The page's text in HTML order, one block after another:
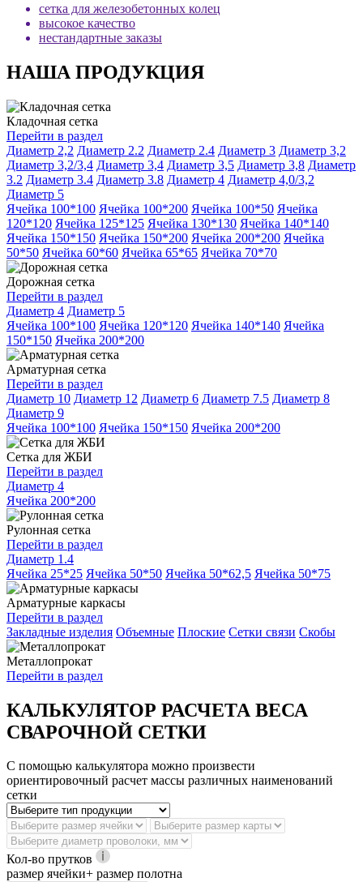
сетка для железобетонных колец
высокое качество
нестандартные заказы
НАША ПРОДУКЦИЯ
Кладочная сетка
Перейти в раздел
Диаметр 2,2 Диаметр 2.2 Диаметр 2.4 Диаметр 3 Диаметр 3,2
Диаметр 3,2/3,4 Диаметр 3,4 Диаметр 3,5 Диаметр 3,8 Диаметр
3.2 Диаметр 3.4 Диаметр 3.8 Диаметр 4 Диаметр 4,0/3,2
Диаметр 5
Ячейка 100*100 Ячейка 100*200 Ячейка 100*50 Ячейка
120*120 Ячейка 125*125 Ячейка 130*130 Ячейка 140*140
Ячейка 150*150 Ячейка 150*200 Ячейка 200*200 Ячейка
50*50 Ячейка 60*60 Ячейка 65*65 Ячейка 70*70
Дорожная сетка
Перейти в раздел
Диаметр 4 Диаметр 5
Ячейка 100*100 Ячейка 120*120 Ячейка 140*140 Ячейка
150*150 Ячейка 200*200
Арматурная сетка
Перейти в раздел
Диаметр 10 Диаметр 12 Диаметр 6 Диаметр 7.5 Диаметр 8
Диаметр 9
Ячейка 100*100 Ячейка 150*150 Ячейка 200*200
Сетка для ЖБИ
Перейти в раздел
Диаметр 4
Ячейка 200*200
Рулонная сетка
Перейти в раздел
Диаметр 1.4
Ячейка 25*25 Ячейка 50*50 Ячейка 50*62,5 Ячейка 50*75
Арматурные каркасы
Перейти в раздел
Закладные изделия Объемные Плоские Сетки связи Скобы
Металлопрокат
Перейти в раздел
КАЛЬКУЛЯТОР РАСЧЕТА ВЕСА
СВАРОЧНОЙ СЕТКИ
С помощью калькулятора можно произвести
ориентировочный расчет массы различных наименований
сетки
Кол-во прутков
размер ячейки+ размер полотна